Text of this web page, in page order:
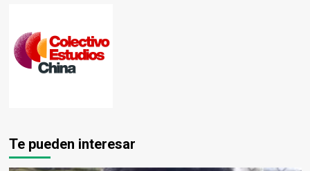
Te pueden interesar